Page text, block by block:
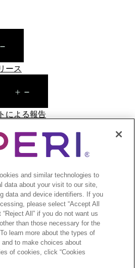
menu
ース
menu
による報告
のイベントとプレゼンテーション
ンス
のFAQ
シー Your Privacy Choices
and similar technologies to
data about your visit to our site,
data and device identifiers. If you
please select “Accept All
“Reject All” if you do not want us
than those necessary for the
learn more about the types of
to make choices about
of cookies, click “Cookies